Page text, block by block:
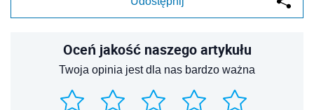
Oceń jakość naszego artykułu
Twoja opinia jest dla nas bardzo ważna